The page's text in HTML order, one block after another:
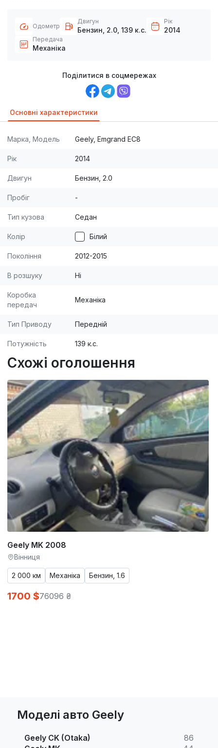
Одометр
Двигун
Бензин, 2.0, 139 к.с.
Рік
2014
Передача
Механіка
Поділитися в соцмережах
Основні характеристики
Марка, Модель Geely, Emgrand EC8
Рік 2014
Двигун Бензин, 2.0
Пробіг -
Тип кузова Седан
Колір Білий
Покоління 2012-2015
В розшуку Ні
Коробка
передач
Механіка
Тип Приводу Передній
Потужність 139 к.с.
Схожі оголошення
Geely MK 2008
Вінниця
2 000 км Механіка Бензин, 1.6
1700 $76096 ₴
Моделі авто Geely
Geely CK (Otaka)
86